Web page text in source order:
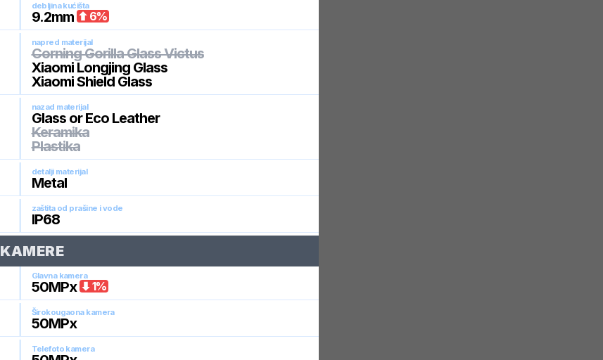
debljina kućišta
9.2mm 6%
napred materijal
Corning Gorilla Glass Victus
Xiaomi Longjing Glass
Xiaomi Shield Glass
nazad materijal
Glass or Eco Leather
Keramika
Plastika
detalji materijal
Metal
zaštita od prašine i vode
IP68
KAMERE
Glavna kamera
50MPx 1%
Širokougaona kamera
50MPx
Telefoto kamera